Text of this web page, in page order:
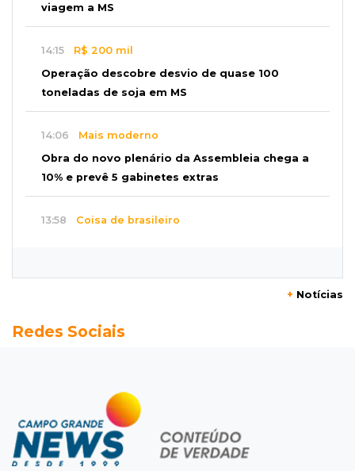
viagem a MS
14:15 R$ 200 mil
Operação descobre desvio de quase 100
toneladas de soja em MS
14:06 Mais moderno
Obra do novo plenário da Assembleia chega a
10% e prevê 5 gabinetes extras
13:58 Coisa de brasileiro
Carreta cai em rio após ponte de madeira
Indústria e empregos
Novos projetos somam R$ 460 milhões e
prometem 265 empregos na Capital
+ Notícias
Redes Sociais